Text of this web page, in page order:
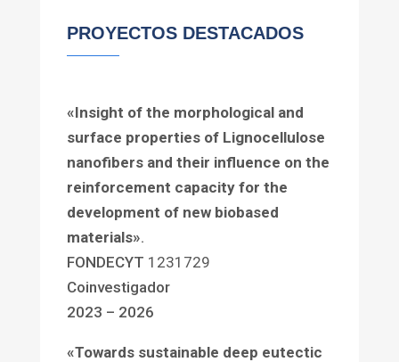
PROYECTOS DESTACADOS
«Insight of the morphological and
surface properties of Lignocellulose
nanofibers and their influence on the
reinforcement capacity for the
development of new biobased
materials».
FONDECYT 1231729
Coinvestigador
2023 – 2026
«Towards sustainable deep eutectic